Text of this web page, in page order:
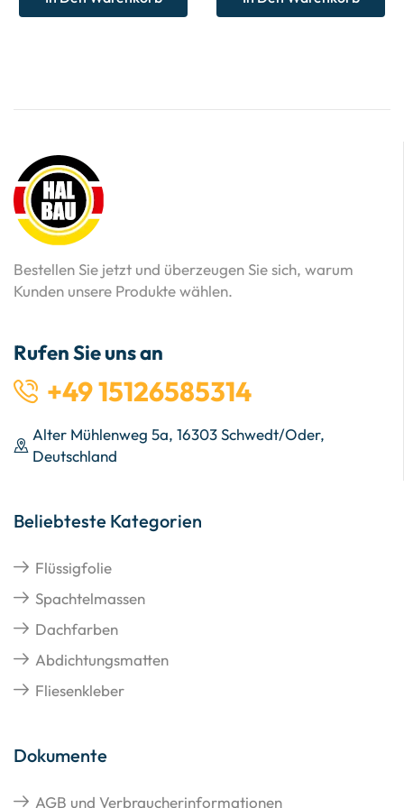
Bestellen Sie jetzt und überzeugen Sie sich, warum
Kunden unsere Produkte wählen.
Rufen Sie uns an
+49 15126585314
Alter Mühlenweg 5a, 16303 Schwedt/Oder,
Deutschland
Beliebteste Kategorien
Flüssigfolie
Spachtelmassen
Dachfarben
Abdichtungsmatten
Fliesenkleber
Dokumente
AGB und Verbraucherinformationen